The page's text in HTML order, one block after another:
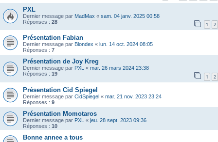
PXL
Dernier message par MadMax « sam. 04 janv. 2025 00:58
Réponses : 28 1 2
Présentation Fabian
Dernier message par Blondex « lun. 14 oct. 2024 08:05
Réponses : 7
Présentation de Joy Kreg
Dernier message par PXL « mar. 26 mars 2024 23:38
Réponses : 19 1 2
Présentation Cid Spiegel
Dernier message par CidSpiegel « mar. 21 nov. 2023 23:24
Réponses : 9
Présentation Momotaros
Dernier message par PXL « jeu. 28 sept. 2023 09:36
Réponses : 10
Bonne annee a tous